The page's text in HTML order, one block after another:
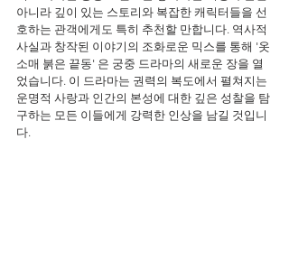
아니라 깊이 있는 스토리와 복잡한 캐릭터들을 선
호하는 관객에게도 특히 추천할 만합니다. 역사적
사실과 창작된 이야기의 조화로운 믹스를 통해 '옷
소매 붉은 끝동' 은 궁중 드라마의 새로운 장을 열
었습니다. 이 드라마는 권력의 복도에서 펼쳐지는
운명적 사랑과 인간의 본성에 대한 깊은 성찰을 탐
구하는 모든 이들에게 강력한 인상을 남길 것입니
다.